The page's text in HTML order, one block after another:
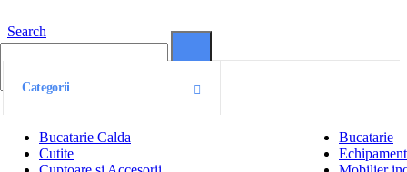
Search
Categorii
Bucatarie Calda
Bucatarie
Cutite